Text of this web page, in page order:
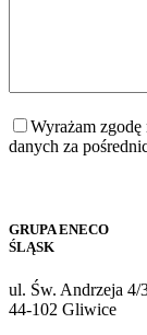
Wyrażam zgodę
danych za
GRUPA ENECO
ŚLĄSK
ul. Św. Andrzeja 4/
44-102 Gliwice